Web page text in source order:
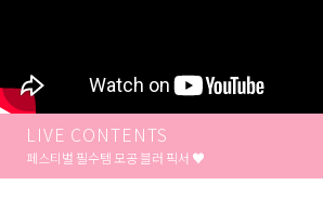
LIVE CONTENTS
페스티벌 필수템 모공 블러 픽서 ♥